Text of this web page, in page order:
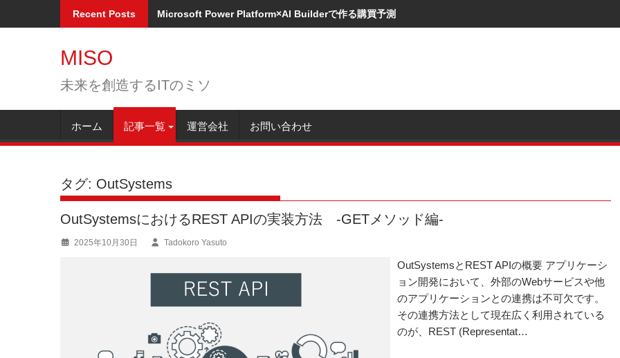
Recent Posts Microsoft Power Platform×AI Builderで作る購買予測
MISO
未来を創造するITのミソ
ホーム 記事一覧 運営会社 お問い合わせ
タグ: OutSystems
OutSystemsにおけるREST APIの実装方法 -GETメソッド編-
2025年10月30日 Tadokoro Yasuto
OutSystemsとREST APIの概要 アプリケーシ
ョン開発において、外部のWebサービスや他
のアプリケーションとの連携は不可欠です。
その連携方法として現在広く利用されている
のが、REST (Representat…